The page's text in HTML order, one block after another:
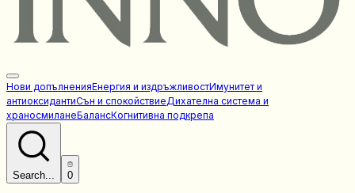
Нови допълненияЕнергия и издръжливостИмунитет и
антиоксидантиСън и спокойствиеДихателна система и
храносмиланеБалансКогнитивна подкрепа
Search... 0